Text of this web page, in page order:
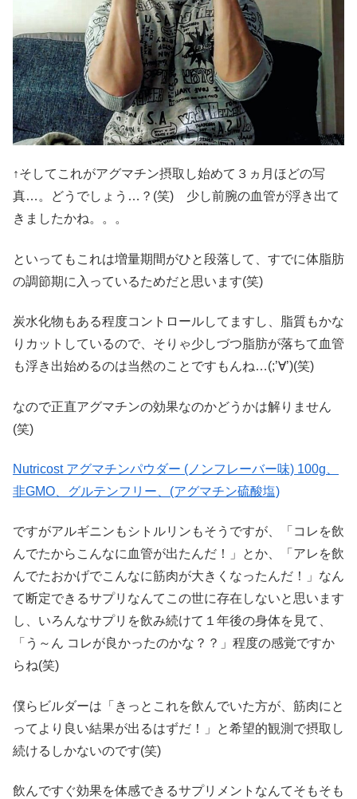
↑そしてこれがアグマチン摂取し始めて３ヵ月ほどの写
真…。どうでしょう…？(笑) 少し前腕の血管が浮き出て
きましたかね。。。
といってもこれは増量期間がひと段落して、すでに体脂肪
の調節期に入っているためだと思います(笑)
炭水化物もある程度コントロールしてますし、脂質もかな
りカットしているので、そりゃ少しづつ脂肪が落ちて血管
も浮き出始めるのは当然のことですもんね…(;’∀’)(笑)
なので正直アグマチンの効果なのかどうかは解りません
(笑)
Nutricost アグマチンパウダー (ノンフレーバー味) 100g、
非GMO、グルテンフリー、(アグマチン硫酸塩)
ですがアルギニンもシトルリンもそうですが、「コレを飲
んでたからこんなに血管が出たんだ！」とか、「アレを飲
んでたおかげでこんなに筋肉が大きくなったんだ！」なん
て断定できるサプリなんてこの世に存在しないと思います
し、いろんなサプリを飲み続けて１年後の身体を見て、
「う～ん コレが良かったのかな？？」程度の感覚ですか
らね(笑)
僕らビルダーは「きっとこれを飲んでいた方が、筋肉にと
ってより良い結果が出るはずだ！」と希望的観測で摂取し
続けるしかないのです(笑)
飲んですぐ効果を体感できるサプリメントなんてそもそも